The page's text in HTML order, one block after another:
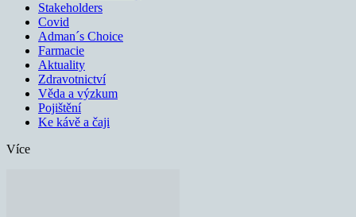
Stakeholders
Covid
Adman´s Choice
Farmacie
Aktuality
Zdravotnictví
Věda a výzkum
Pojištění
Ke kávě a čaji
Více